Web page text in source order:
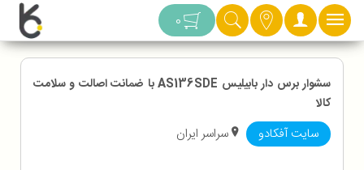
دسته بندی 0
سشوار برس دار بابیلیس AS136SDE با ضمانت اصالت و سلامت
کالا
سایت آفکادو سراسر ایران